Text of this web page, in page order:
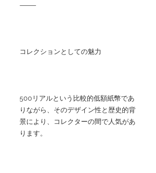
⸻
コレクションとしての魅力
500リアルという比較的低額紙幣であ
りながら、そのデザイン性と歴史的背
景により、コレクターの間で人気があ
ります。